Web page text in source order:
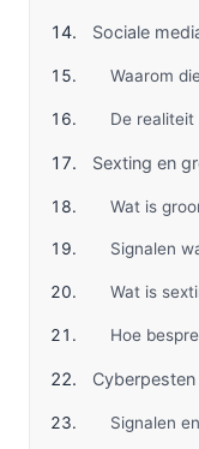
Sociale
Waarom
De realiteit
Sexting en
Wat is
Signalen
Wat is
Hoe
Cyberpesten
Signalen